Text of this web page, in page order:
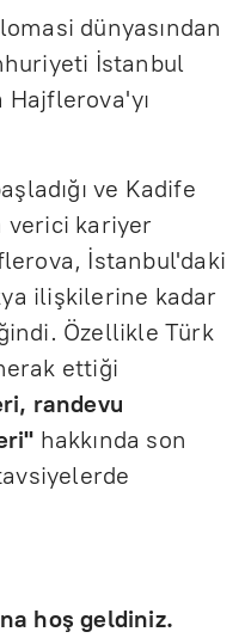
dünyasından
İstanbul
Hajflerova'yı
ve Kadife
verici kariyer
İstanbul'daki
ilişkilerine kadar
Özellikle Türk
ettiği
randevu
hakkında son
hoş geldiniz.